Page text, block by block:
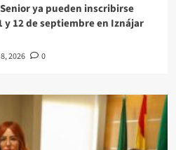
ya pueden inscribirse
12 de septiembre en Iznájar
2026 0